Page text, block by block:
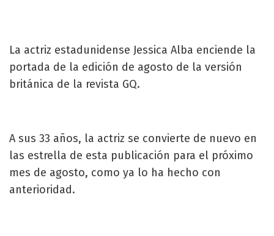
La actriz estadunidense Jessica Alba enciende la
portada de la edición de agosto de la versión
británica de la revista GQ.
A sus 33 años, la actriz se convierte de nuevo en
las estrella de esta publicación para el próximo
mes de agosto, como ya lo ha hecho con
anterioridad.